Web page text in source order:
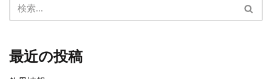
最近の投稿